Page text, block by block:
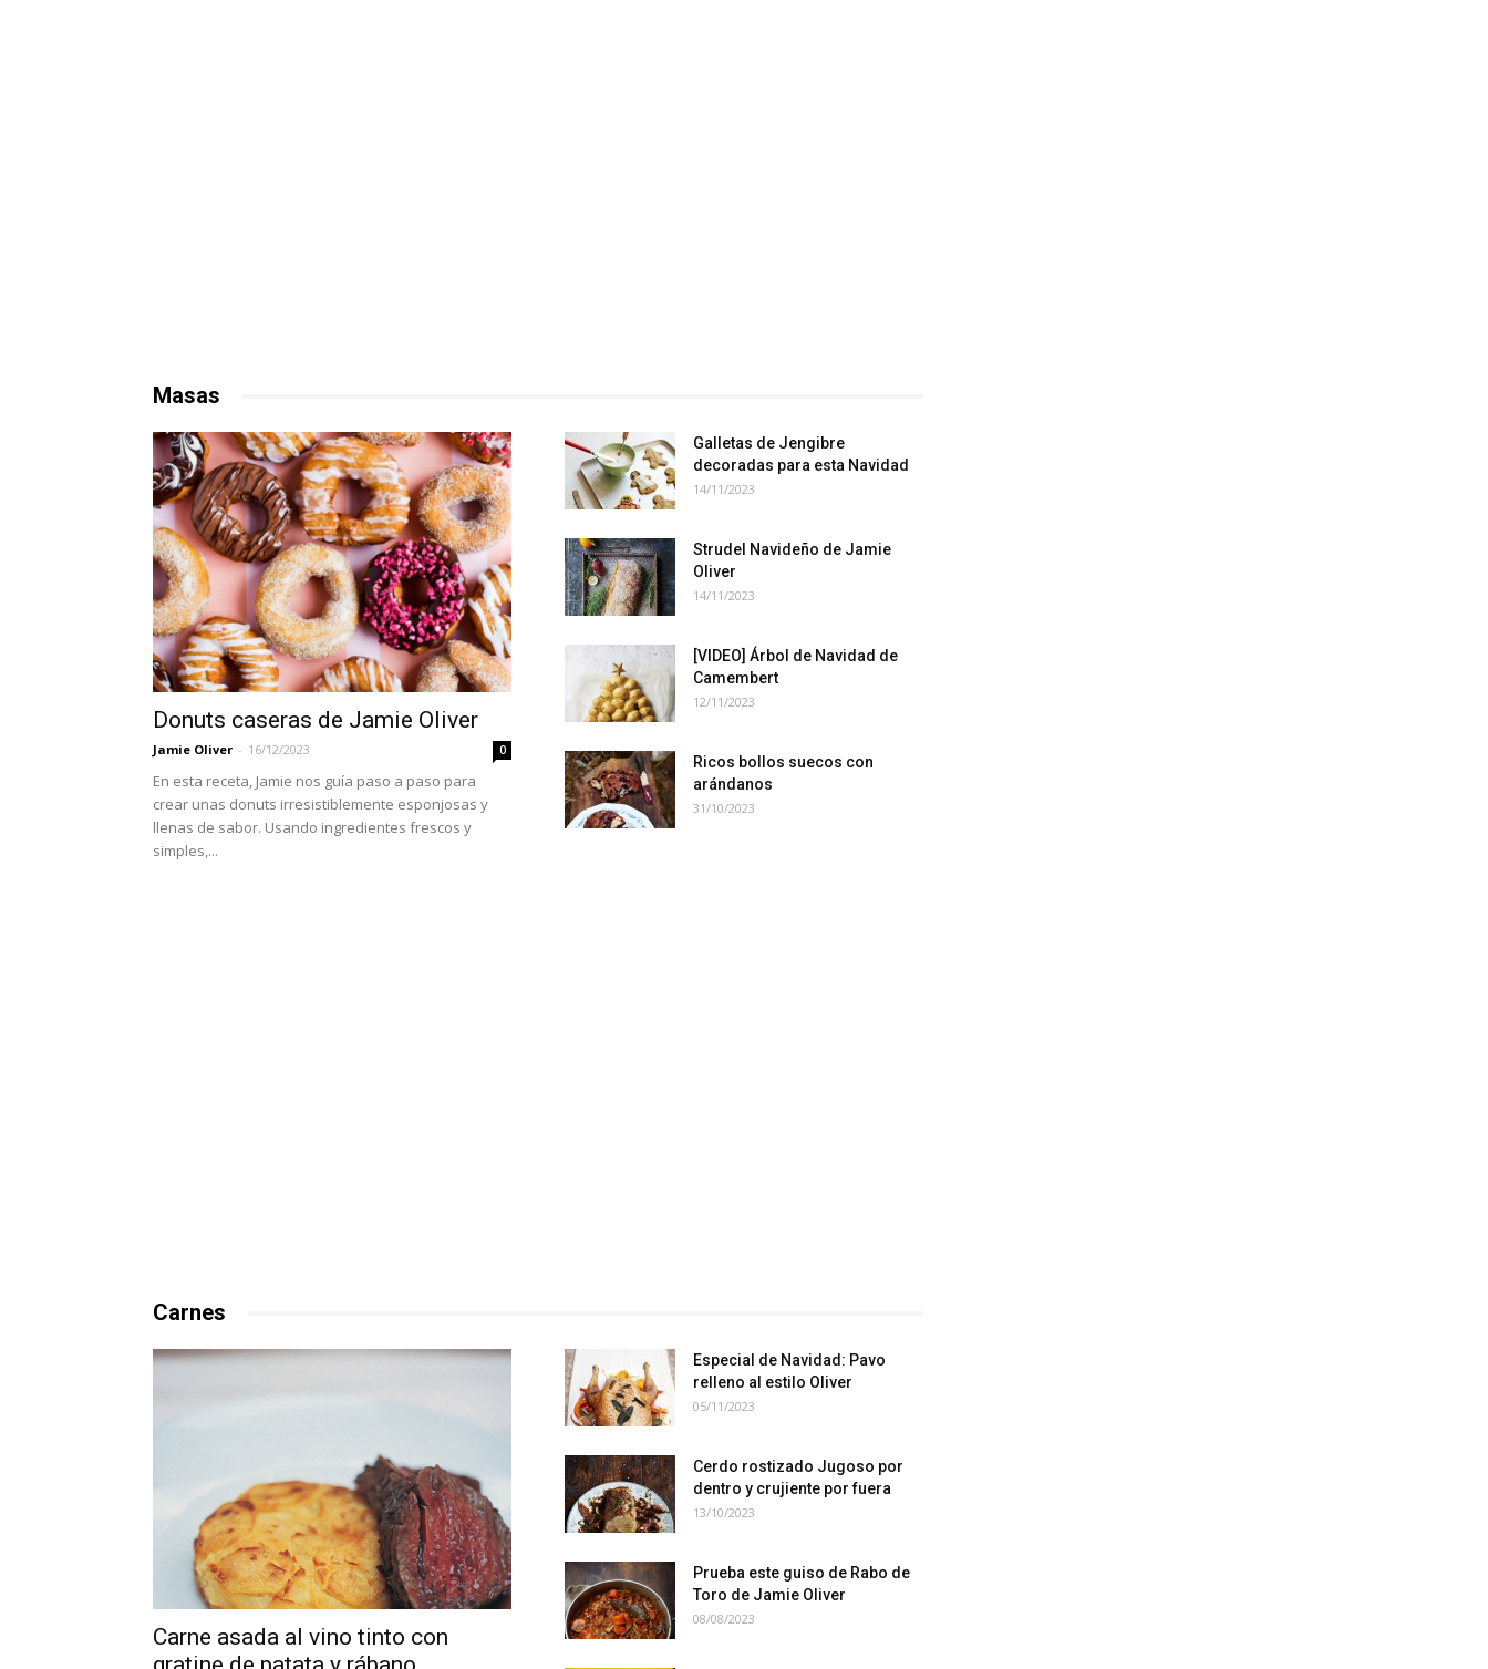
Masas
Donuts caseras de Jamie Oliver
Jamie Oliver - 16/12/2023 0
En esta receta, Jamie nos guía paso a paso para
crear unas donuts irresistiblemente esponjosas y
llenas de sabor. Usando ingredientes frescos y
simples,...
Galletas de Jengibre
decoradas para esta Navidad
14/11/2023
Strudel Navideño de Jamie
Oliver
14/11/2023
[VIDEO] Árbol de Navidad de
Camembert
12/11/2023
Ricos bollos suecos con
arándanos
31/10/2023
Carnes
Carne asada al vino tinto con
Especial de Navidad: Pavo
relleno al estilo Oliver
05/11/2023
Cerdo rostizado Jugoso por
dentro y crujiente por fuera
13/10/2023
Prueba este guiso de Rabo de
Toro de Jamie Oliver
08/08/2023